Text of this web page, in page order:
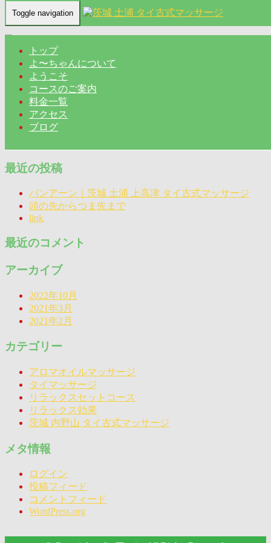
Toggle navigation
トップ
よ〜ちゃんについて
ようこそ
コースのご案内
料金一覧
アクセス
ブログ
Home- シャネ…
シャネル(Chanel)バンアーン｜茨城 土浦 上高津 タイ古式マ
ッサージ
最近の投稿
バンアーン｜茨城 土浦 上高津 タイ古式マッサージ
頭の先からつま先まで
link
最近のコメント
アーカイブ
2022年10月
2021年3月
2021年2月
カテゴリー
アロマオイルマッサージ
タイマッサージ
リラックスセットコース
リラックス効果
茨城 内野山 タイ古式マッサージ
メタ情報
ログイン
投稿フィード
コメントフィード
WordPress.org